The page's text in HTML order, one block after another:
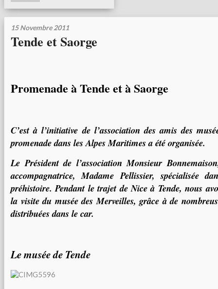
15 Novembre 2011
Tende et Saorge
Promenade à Tende et à Saorge
C’est à l’initiative de l’association des amis des
promenade dans les Alpes Maritimes a été organisée.
Le Président de l’association Monsieur
accompagnatrice, Madame Pellissier, spécialisée
préhistoire. Pendant le trajet de Nice à Tende, nous
la visite du musée des Merveilles, grâce à de
distribuées dans le car.
Le musée de Tende